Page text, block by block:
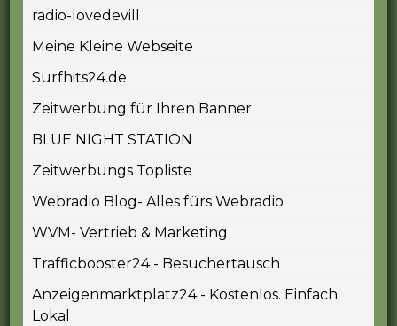
radio-lovedevill
Meine Kleine Webseite
Surfhits24.de
Zeitwerbung für Ihren Banner
BLUE NIGHT STATION
Zeitwerbungs Topliste
Webradio Blog- Alles fürs Webradio
WVM- Vertrieb & Marketing
Trafficbooster24 - Besuchertausch
Anzeigenmarktplatz24 - Kostenlos. Einfach.
Lokal